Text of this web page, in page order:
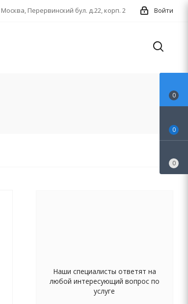
Войти
Москва, Перервинский бул. д.22, корп. 2
Наши специалисты ответят на
любой интересующий вопрос по
услуге
0
0
0